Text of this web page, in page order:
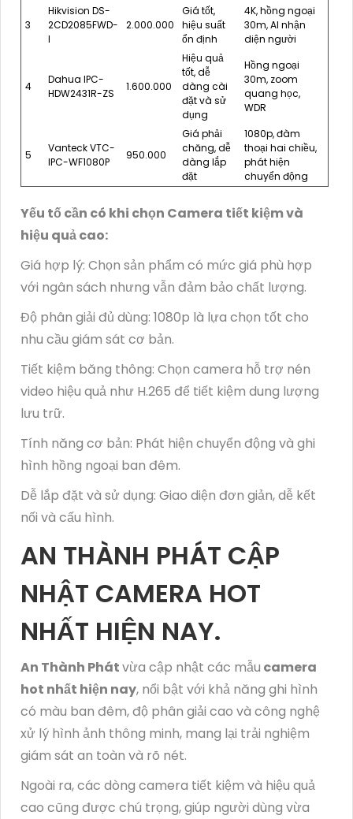
3
Hikvision DS-
2CD2085FWD-
I
2.000.000
Giá tốt,
hiệu suất
ổn định
4K, hồng ngoại
30m, AI nhận
diện người
4
Dahua IPC-
HDW2431R-ZS
1.600.000
Hiệu quả
tốt, dễ
dàng cài
đặt và sử
dụng
Hồng ngoại
30m, zoom
quang học,
WDR
5
Vanteck VTC-
IPC-WF1080P
950.000
Giá phải
chăng, dễ
dàng lắp
đặt
1080p, đàm
thoại hai chiều,
phát hiện
chuyển động
Yếu tố cần có khi chọn Camera tiết kiệm và
hiệu quả cao:
Giá hợp lý: Chọn sản phẩm có mức giá phù hợp
với ngân sách nhưng vẫn đảm bảo chất lượng.
Độ phân giải đủ dùng: 1080p là lựa chọn tốt cho
nhu cầu giám sát cơ bản.
Tiết kiệm băng thông: Chọn camera hỗ trợ nén
video hiệu quả như H.265 để tiết kiệm dung lượng
lưu trữ.
Tính năng cơ bản: Phát hiện chuyển động và ghi
hình hồng ngoại ban đêm.
Dễ lắp đặt và sử dụng: Giao diện đơn giản, dễ kết
nối và cấu hình.
AN THÀNH PHÁT CẬP
NHẬT CAMERA HOT
NHẤT HIỆN NAY.
An Thành Phátvừa cập nhật các mẫu camera
hot nhất hiện nay, nổi bật với khả năng ghi hình
có màu ban đêm, độ phân giải cao và công nghệ
xử lý hình ảnh thông minh, mang lại trải nghiệm
giám sát an toàn và rõ nét.
Ngoài ra, các dòng camera tiết kiệm và hiệu quả
cao cũng được chú trọng, giúp người dùng vừa